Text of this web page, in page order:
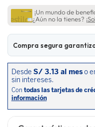
¡Un mundo de
¿Aún no la tienes?
Compra segura